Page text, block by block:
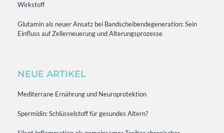
Wirkstoff
Glutamin als neuer Ansatz bei Bandscheibendegeneration: Sein
Einfluss auf Zellerneuerung und Alterungsprozesse
NEUE ARTIKEL
Mediterrane Ernährung und Neuroprotektion
Spermidin: Schlüsselstoff für gesundes Altern?